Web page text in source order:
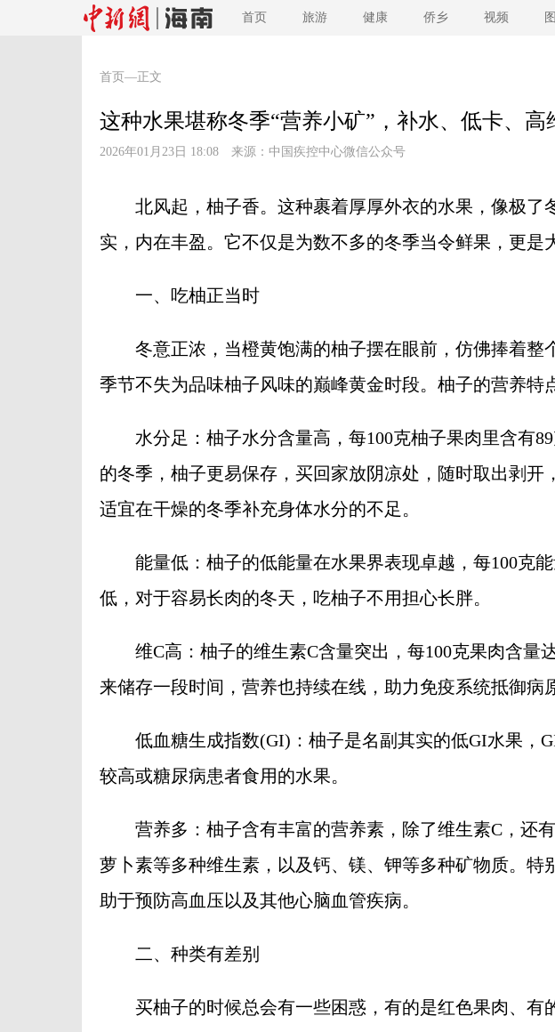
首页 旅游 健康 侨乡 视频
首页 —正文
这种水果堪称冬季“营养小矿”，补水、低卡、高
2026年01月23日 18:08 来源： 中国疾控中心微信公众号
北风起，柚子香。这种裹着厚厚外衣的水果，像极了
实，内在丰盈。它不仅是为数不多的冬季当令鲜果，更是
一、吃柚正当时
冬意正浓，当橙黄饱满的柚子摆在眼前，仿佛捧着整
季节不失为品味柚子风味的巅峰黄金时段。柚子的营养特
水分足：柚子水分含量高，每100克柚子果肉里含有89
的冬季，柚子更易保存，买回家放阴凉处，随时取出剥开
适宜在干燥的冬季补充身体水分的不足。
能量低：柚子的低能量在水果界表现卓越，每100克能
低，对于容易长肉的冬天，吃柚子不用担心长胖。
维C高：柚子的维生素C含量突出，每100克果肉含量
来储存一段时间，营养也持续在线，助力免疫系统抵御病
低血糖生成指数(GI)：柚子是名副其实的低GI水果，
较高或糖尿病患者食用的水果。
营养多：柚子含有丰富的营养素，除了维生素C，还有
萝卜素等多种维生素，以及钙、镁、钾等多种矿物质。特
助于预防高血压以及其他心脑血管疾病。
二、种类有差别
买柚子的时候总会有一些困惑，有的是红色果肉、有